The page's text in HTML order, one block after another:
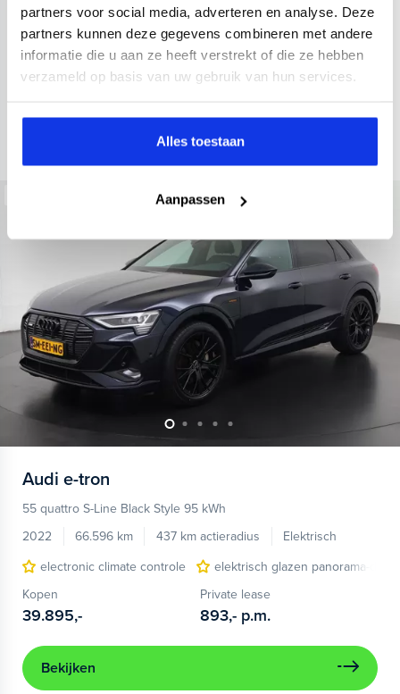
partners voor social media, adverteren en analyse. Deze
partners kunnen deze gegevens combineren met andere
informatie die u aan ze heeft verstrekt of die ze hebben
verzameld op basis van uw gebruik van hun services.
Alles toestaan
Aanpassen
34.998 km 437 km actieradius
Elektrisch
electronic climate controle
elektrisch glazen panorama-dak
Kopen
36.895,-
Private lease
793,- p.m.
Audi e-tron
55 quattro S-Line Black Style 95 kWh
2022
66.596 km 437 km actieradius
Elektrisch
electronic climate controle
elektrisch glazen panorama-dak
Kopen
39.895,-
Private lease
893,- p.m.
Bekijken